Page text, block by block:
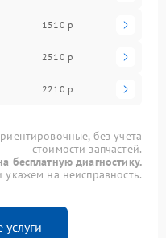
1510 р
2510 р
2210 р
без учета
стоимости запчастей.
бесплатную диагностику.
на неисправность.
услуги